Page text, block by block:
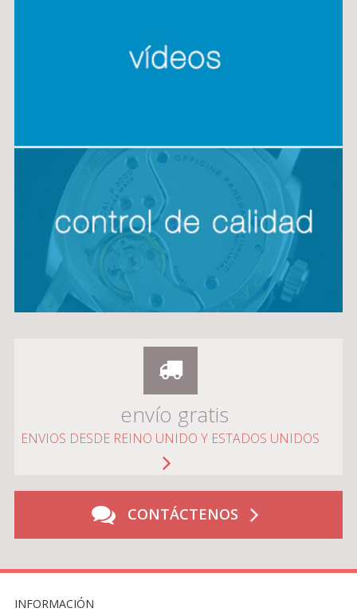
envío gratis
ENVIOS DESDE REINO UNIDO Y ESTADOS UNIDOS
CONTÁCTENOS
INFORMACIÓN